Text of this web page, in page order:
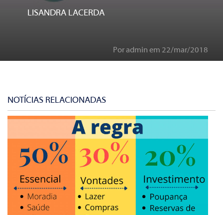
LISANDRA LACERDA
Por admin em 22/mar/2018
NOTÍCIAS RELACIONADAS